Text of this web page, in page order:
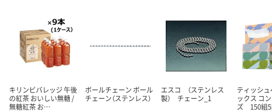
キリンビバレッジ 午後
の紅茶 おいしい無糖 /
無糖紅茶 お…
ボールチェーン ボール
チェーン（ステンレス）
エスコ （ステンレス
製） チェーン_1
ティッシ
ックス コ
ズ 150組